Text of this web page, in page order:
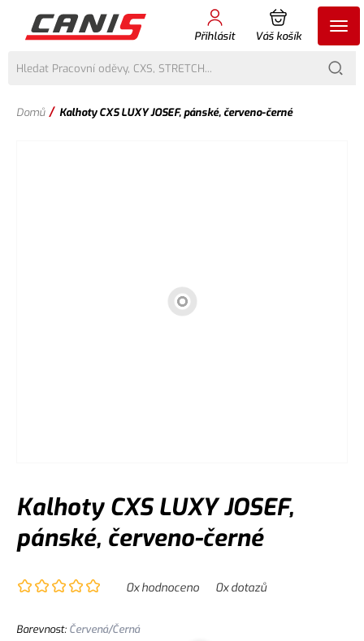
Přihlásit Váš košík
Domů / Kalhoty CXS LUXY JOSEF, pánské, červeno-černé
Kalhoty CXS LUXY JOSEF,
pánské, červeno-černé
0x hodnoceno 0x dotazů
Barevnost: Červená/Černá